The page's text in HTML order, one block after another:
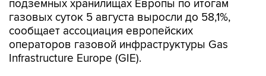
подземных хранилищах Европы по итогам
газовых суток 5 августа выросли до 58,1%,
сообщает ассоциация европейских
операторов газовой инфраструктуры Gas
Infrastructure Europe (GIE).